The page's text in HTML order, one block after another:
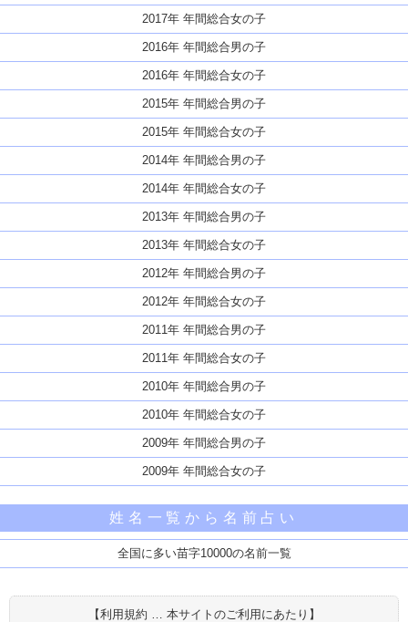
2017年 年間総合女の子
2016年 年間総合男の子
2016年 年間総合女の子
2015年 年間総合男の子
2015年 年間総合女の子
2014年 年間総合男の子
2014年 年間総合女の子
2013年 年間総合男の子
2013年 年間総合女の子
2012年 年間総合男の子
2012年 年間総合女の子
2011年 年間総合男の子
2011年 年間総合女の子
2010年 年間総合男の子
2010年 年間総合女の子
2009年 年間総合男の子
2009年 年間総合女の子
姓名一覧から名前占い
全国に多い苗字10000の名前一覧
【利用規約 … 本サイトのご利用にあたり】